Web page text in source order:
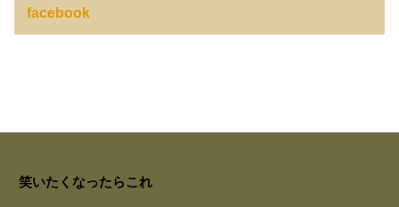
facebook
笑いたくなったらこれ